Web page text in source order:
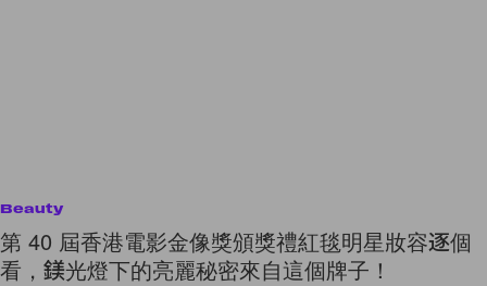
Beauty
第 40 屆香港電影金像獎頒獎禮紅毯明星妝容逐個
看，鎂光燈下的亮麗秘密來自這個牌子！